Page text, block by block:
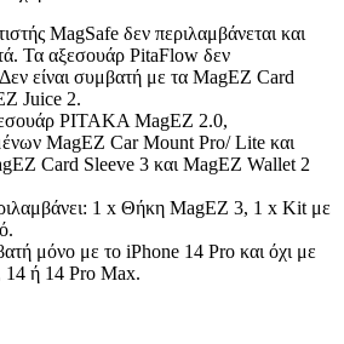
MagSafe δεν περιλαμβάνεται και
Τα αξεσουάρ PitaFlow δεν
είναι συμβατή με τα MagEZ Card
Juice 2.
PITAKA MagEZ 2.0,
MagEZ Car Mount Pro/ Lite και
Card Sleeve 3 και MagEZ Wallet 2
1 x Θήκη MagEZ 3, 1 x Kit με
μόνο με το iPhone 14 Pro και όχι με
14 ή 14 Pro Max.